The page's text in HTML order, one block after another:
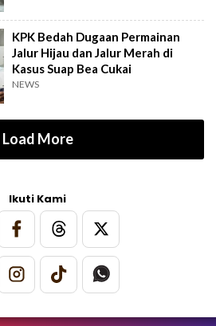
KPK Bedah Dugaan Permainan
Jalur Hijau dan Jalur Merah di
Kasus Suap Bea Cukai
NEWS
Load More
Ikuti Kami